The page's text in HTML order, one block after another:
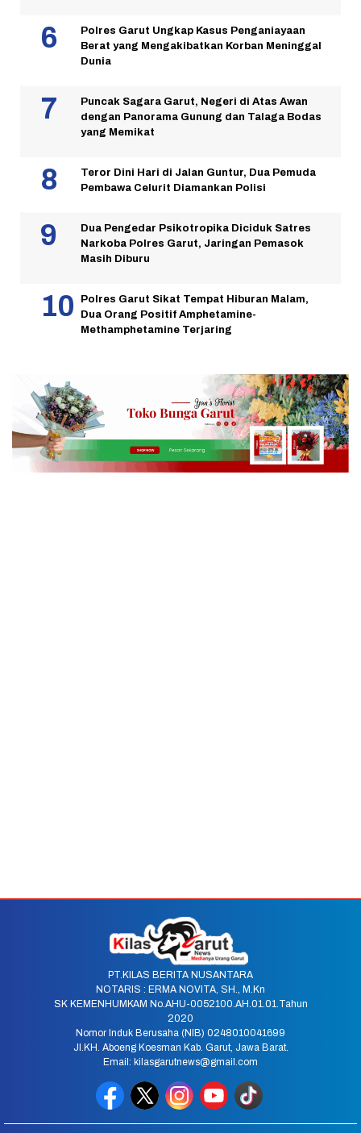
Polres Garut Ungkap Kasus Penganiayaan
Berat yang Mengakibatkan Korban Meninggal
Dunia
Puncak Sagara Garut, Negeri di Atas Awan
dengan Panorama Gunung dan Talaga Bodas
yang Memikat
Teror Dini Hari di Jalan Guntur, Dua Pemuda
Pembawa Celurit Diamankan Polisi
Dua Pengedar Psikotropika Diciduk Satres
Narkoba Polres Garut, Jaringan Pemasok
Masih Diburu
Polres Garut Sikat Tempat Hiburan Malam,
Dua Orang Positif Amphetamine-
Methamphetamine Terjaring
PT.KILAS BERITA NUSANTARA
NOTARIS : ERMA NOVITA, SH., M.Kn
SK KEMENHUMKAM No.AHU-0052100.AH.01.01.Tahun
2020
Nomor Induk Berusaha (NIB) 0248010041699
Jl.KH. Aboeng Koesman Kab. Garut, Jawa Barat.
Email: kilasgarutnews@gmail.com